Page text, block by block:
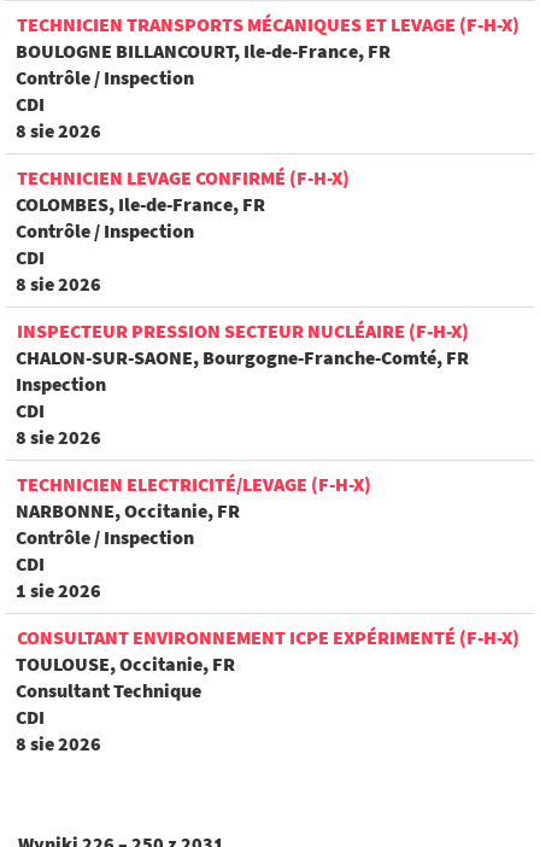
TECHNICIEN TRANSPORTS MÉCANIQUES ET LEVAGE (F-H-X)
BOULOGNE BILLANCOURT, Ile-de-France, FR
Contrôle / Inspection
CDI
8 sie 2026
TECHNICIEN LEVAGE CONFIRMÉ (F-H-X)
COLOMBES, Ile-de-France, FR
Contrôle / Inspection
CDI
8 sie 2026
INSPECTEUR PRESSION SECTEUR NUCLÉAIRE (F-H-X)
CHALON-SUR-SAONE, Bourgogne-Franche-Comté, FR
Inspection
CDI
8 sie 2026
TECHNICIEN ELECTRICITÉ/LEVAGE (F-H-X)
NARBONNE, Occitanie, FR
Contrôle / Inspection
CDI
1 sie 2026
CONSULTANT ENVIRONNEMENT ICPE EXPÉRIMENTÉ (F-H-X)
TOULOUSE, Occitanie, FR
Consultant Technique
CDI
8 sie 2026